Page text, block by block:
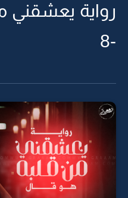
رواية يعشقني
-8